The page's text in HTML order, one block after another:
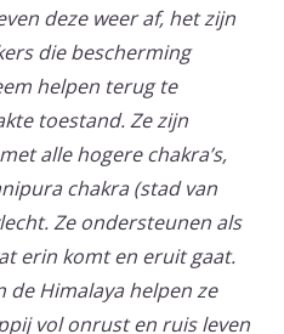
deze weer af, het zijn
die bescherming
helpen terug te
toestand. Ze zijn
alle hogere chakra’s,
chakra (stad van
Ze ondersteunen als
erin komt en eruit gaat.
Himalaya helpen ze
vol onrust en ruis leven